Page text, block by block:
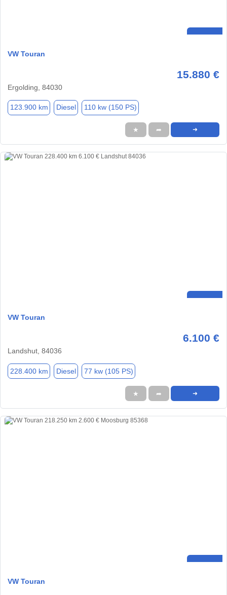
VW Touran
15.880 €
Ergolding, 84030
123.900 km Diesel 110 kw (150 PS)
★ ➦ ➜
VW Touran
6.100 €
Landshut, 84036
228.400 km Diesel 77 kw (105 PS)
★ ➦ ➜
VW Touran